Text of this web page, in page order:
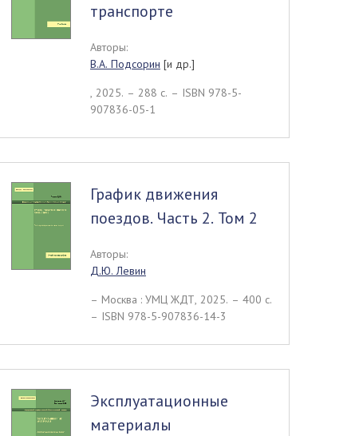
транспорте
Авторы:
В.А. Подсорин [и др.]
, 2025. – 288 c. – ISBN 978-5-
907836-05-1
График движения
поездов. Часть 2. Том 2
Авторы:
Д.Ю. Левин
– Москва : УМЦ ЖДТ, 2025. – 400 c.
– ISBN 978-5-907836-14-3
Эксплуатационные
материалы